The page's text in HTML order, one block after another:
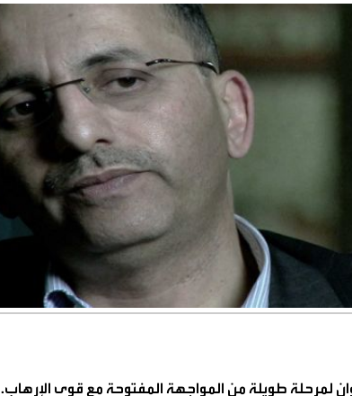
لمرحلة طويلة من المواجهة المفتوحة مع قوى الإرهاب.